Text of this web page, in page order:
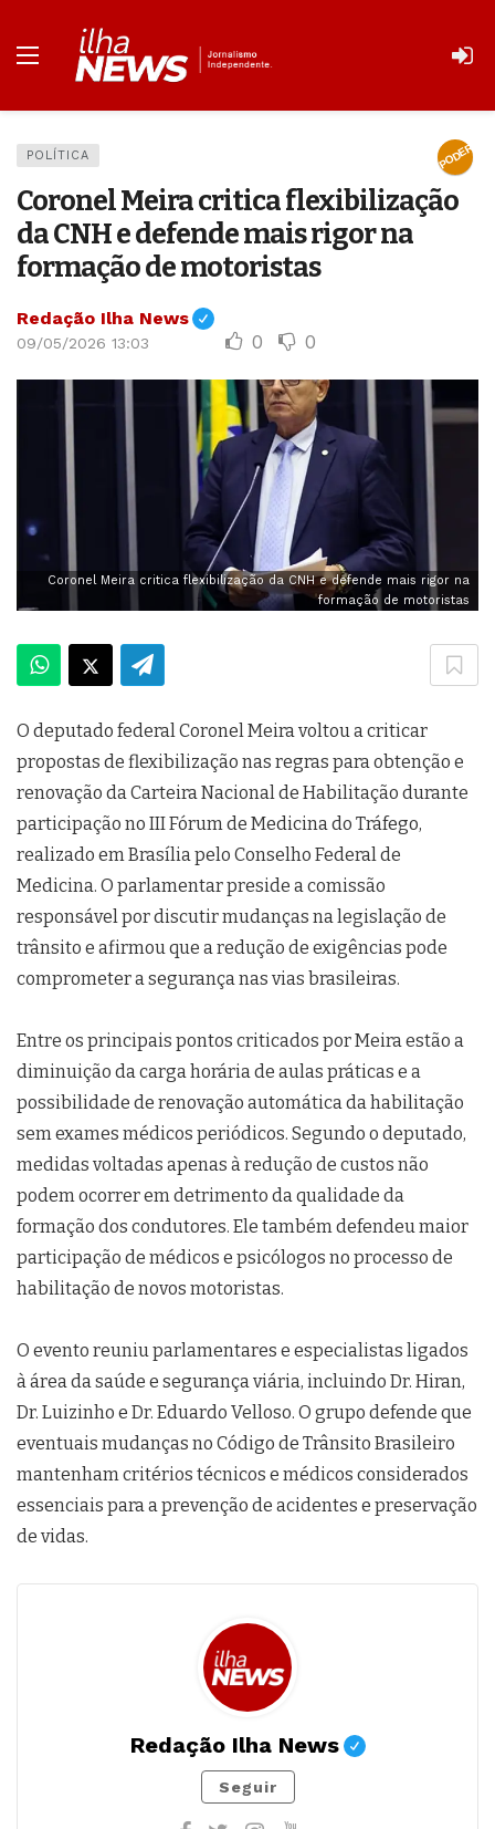
PODER
POLÍTICA
Coronel Meira critica flexibilização
da CNH e defende mais rigor na
formação de motoristas
Redação Ilha News
09/05/2026 13:03 0 0
Coronel Meira critica flexibilização da CNH e defende mais rigor na
formação de motoristas
O deputado federal Coronel Meira voltou a criticar
propostas de flexibilização nas regras para obtenção e
renovação da Carteira Nacional de Habilitação durante
participação no III Fórum de Medicina do Tráfego,
realizado em Brasília pelo Conselho Federal de
Medicina. O parlamentar preside a comissão
responsável por discutir mudanças na legislação de
trânsito e afirmou que a redução de exigências pode
comprometer a segurança nas vias brasileiras.
Entre os principais pontos criticados por Meira estão a
diminuição da carga horária de aulas práticas e a
possibilidade de renovação automática da habilitação
sem exames médicos periódicos. Segundo o deputado,
medidas voltadas apenas à redução de custos não
podem ocorrer em detrimento da qualidade da
formação dos condutores. Ele também defendeu maior
participação de médicos e psicólogos no processo de
habilitação de novos motoristas.
O evento reuniu parlamentares e especialistas ligados
à área da saúde e segurança viária, incluindo Dr. Hiran,
Dr. Luizinho e Dr. Eduardo Velloso. O grupo defende que
eventuais mudanças no Código de Trânsito Brasileiro
mantenham critérios técnicos e médicos considerados
essenciais para a prevenção de acidentes e preservação
de vidas.
Redação Ilha News
Seguir